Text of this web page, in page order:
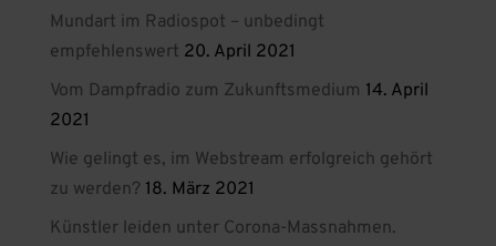
Mundart im Radiospot – unbedingt
empfehlenswert 20. April 2021
Vom Dampfradio zum Zukunftsmedium 14. April
2021
Wie gelingt es, im Webstream erfolgreich gehört
zu werden? 18. März 2021
Künstler leiden unter Corona-Massnahmen.